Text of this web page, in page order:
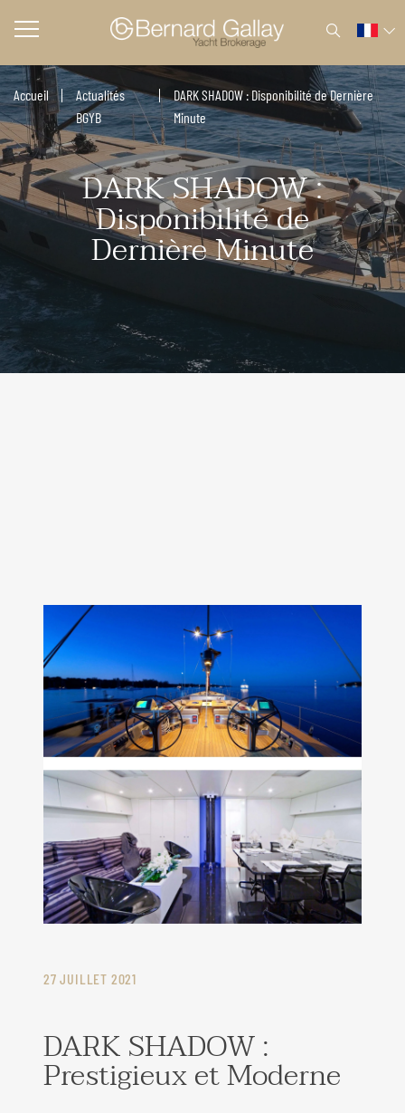
Accueil
Actualités
BGYB
DARK SHADOW : Disponibilité de Dernière
Minute
DARK SHADOW :
Disponibilité de
Dernière Minute
27 JUILLET 2021
DARK SHADOW :
Prestigieux et Moderne